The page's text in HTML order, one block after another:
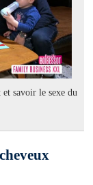
et savoir le sexe du